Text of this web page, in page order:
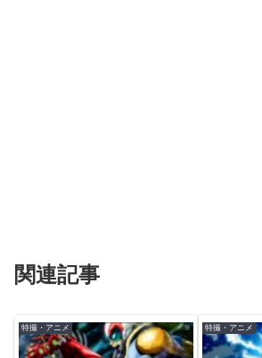
関連記事
特撮・アニメ 特撮・アニメ